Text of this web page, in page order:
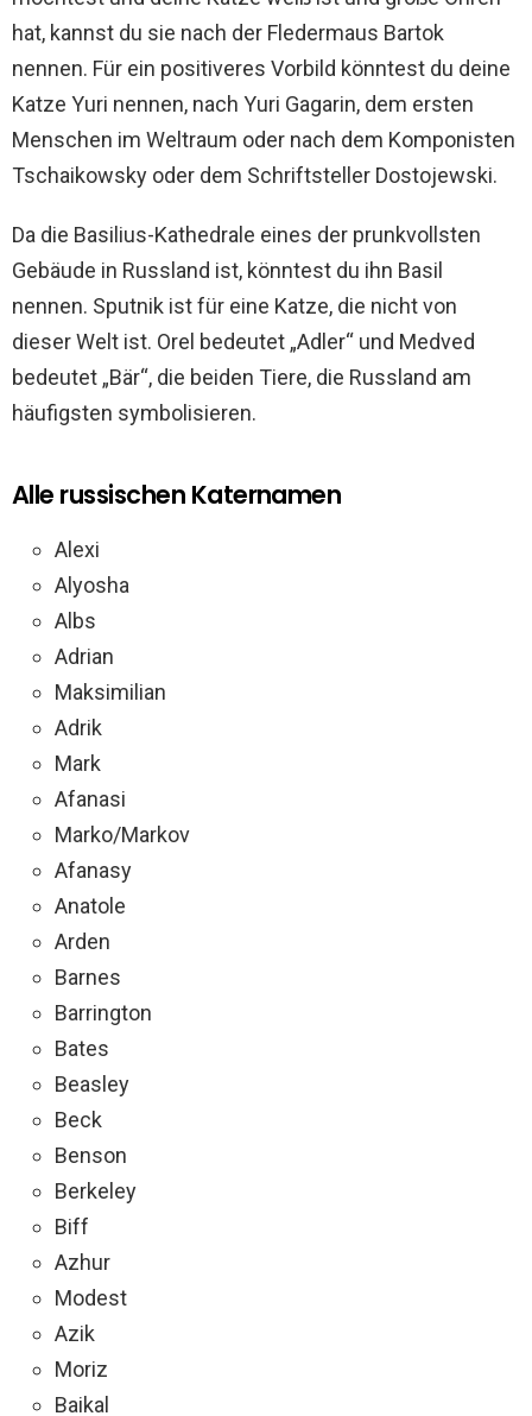
hat, kannst du sie nach der Fledermaus Bartok
nennen. Für ein positiveres Vorbild könntest du deine
Katze Yuri nennen, nach Yuri Gagarin, dem ersten
Menschen im Weltraum oder nach dem Komponisten
Tschaikowsky oder dem Schriftsteller Dostojewski.
Da die Basilius-Kathedrale eines der prunkvollsten
Gebäude in Russland ist, könntest du ihn Basil
nennen. Sputnik ist für eine Katze, die nicht von
dieser Welt ist. Orel bedeutet „Adler“ und Medved
bedeutet „Bär“, die beiden Tiere, die Russland am
häufigsten symbolisieren.
Alle russischen Katernamen
Alexi
Alyosha
Albs
Adrian
Maksimilian
Adrik
Mark
Afanasi
Marko/Markov
Afanasy
Anatole
Arden
Barnes
Barrington
Bates
Beasley
Beck
Benson
Berkeley
Biff
Azhur
Modest
Azik
Moriz
Baikal